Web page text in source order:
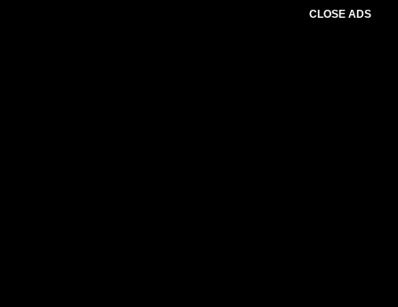
CLOSE ADS